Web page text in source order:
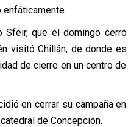
enfáticamente.
Sfeir, que el domingo cerró
visitó Chillán, de donde es
de cierre en un centro de
en cerrar su campaña en
de Concepción.